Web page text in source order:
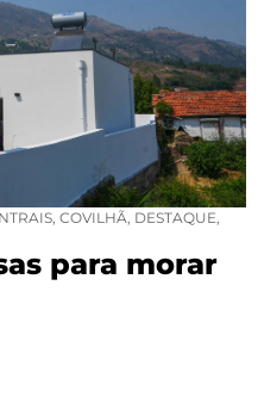
, COVILHÃ, DESTAQUE,
para morar